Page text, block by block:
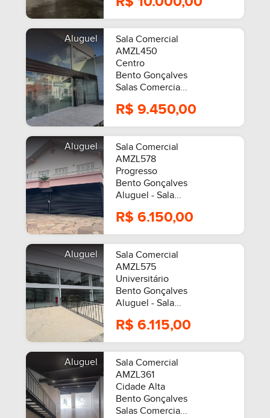
Aluguel
Sala Comercial
AMZL450
Centro
Bento Gonçalves
Salas Comercia...
R$ 9.450,00
Aluguel
Sala Comercial
AMZL578
Progresso
Bento Gonçalves
Aluguel - Sala...
R$ 6.150,00
Aluguel
Sala Comercial
AMZL575
Universitário
Bento Gonçalves
Aluguel - Sala...
R$ 6.115,00
Aluguel
Sala Comercial
AMZL361
Cidade Alta
Bento Gonçalves
Salas Comercia...